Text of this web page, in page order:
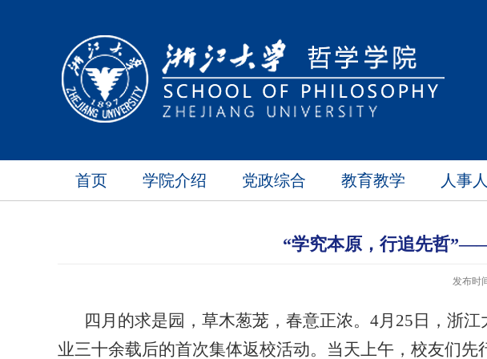
首页 学院介绍 党政综合 教育教学 人事
“学究本原，行追先哲
发布时
四月的求是园，草木葱茏，春意正浓。 4月 25 日，浙江
业三十余载后的首次集体返校活动。当天上午，校友们